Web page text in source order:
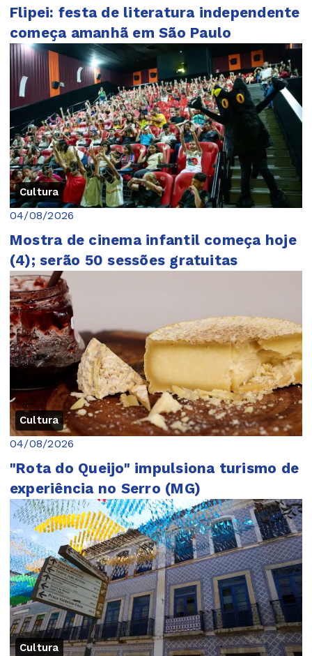
Flipei: festa de literatura independente
começa amanhã em São Paulo
Cultura
04/08/2026
Mostra de cinema infantil começa hoje
(4); serão 50 sessões gratuitas
Cultura
04/08/2026
"Rota do Queijo" impulsiona turismo de
experiência no Serro (MG)
Cultura